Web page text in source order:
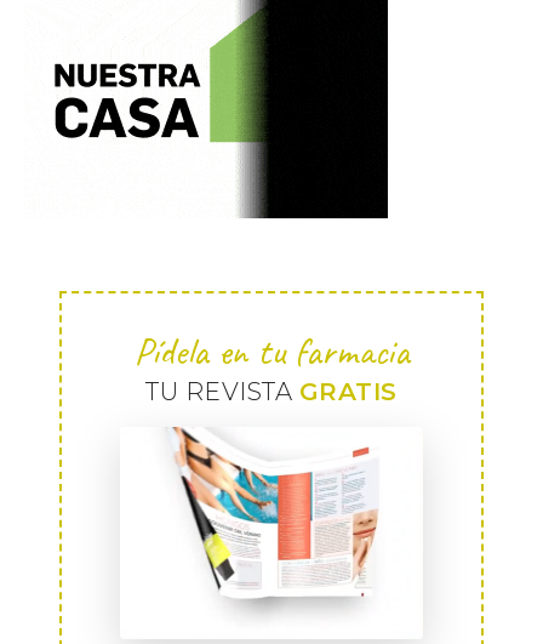
Pídela en tu farmacia
TU REVISTA GRATIS